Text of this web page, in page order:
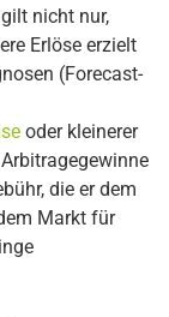
nicht nur,
Erlöse erzielt
(Forecast-
oder kleinerer
die er dem
Markt für